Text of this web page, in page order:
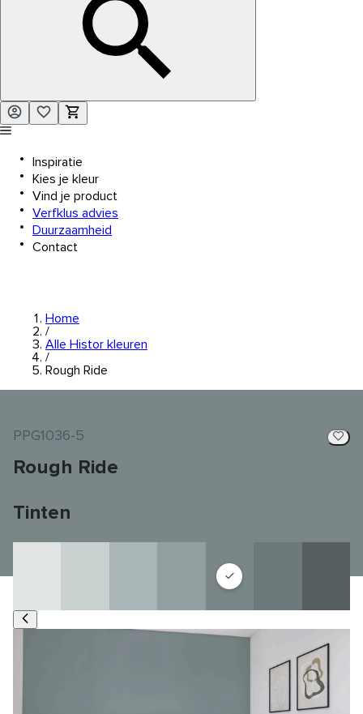
Inspiratie
Kies je kleur
Vind je product
Verfklus advies
Duurzaamheid
Contact
Home
/
Alle Histor kleuren
/
Rough Ride
PPG1036-5
Rough Ride
Tinten